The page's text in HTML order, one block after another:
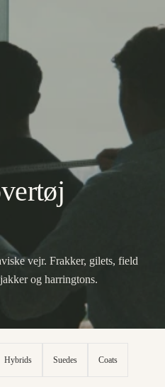
vejr. Frakker, gilets, field
og harringtons.
Hybrids Suedes Coats